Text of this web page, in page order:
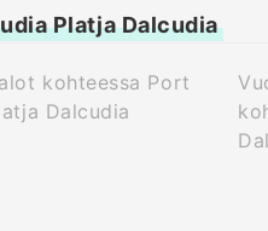
Platja Dalcudia
kohteessa Port
Dalcudia